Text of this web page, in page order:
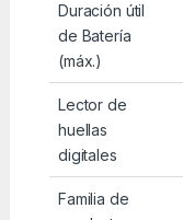
Duración útil
de Batería
(máx.)
Lector de
huellas
digitales
Familia de